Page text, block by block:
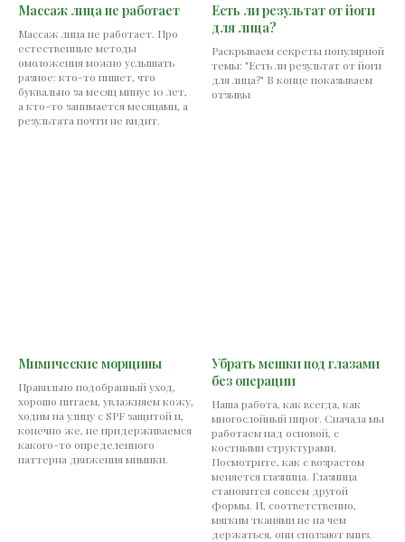
Массаж лица не работает
Массаж лица не работает. Про
естественные методы
омоложения можно услышать
разное: кто-то пишет, что
буквально за месяц минус 10 лет,
а кто-то занимается месяцами, а
результата почти не видит.
Есть ли результат от йоги
для лица?
Раскрываем секреты популярной
темы: "Есть ли результат от йоги
для лица?" В конце показываем
отзывы
Мимические морщины
Правильно подобранный уход,
хорошо питаем, увлажняем кожу,
ходим на улицу с SPF защитой и,
конечно же, не придерживаемся
какого-то определенного
паттерна движения мимики.
Убрать мешки под глазами
без операции
Наша работа, как всегда, как
многослойный пирог. Сначала мы
работаем над основой, с
костными структурами.
Посмотрите, как с возрастом
меняется глазница. Глазница
становится совсем другой
формы. И, соответственно,
мягким тканями не на чем
держаться, они сползают вниз.